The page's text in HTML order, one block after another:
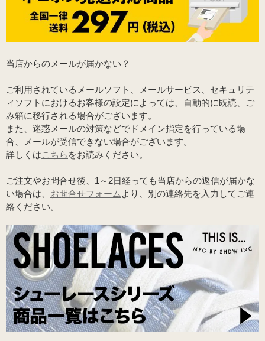
当店からのメールが届かない？
ご利用されているメールソフト、メールサービス、セキュリテ
ィソフトにおけるお客様の設定によっては、自動的に既読、ご
み箱に移行される場合がございます。
また、迷惑メールの対策などでドメイン指定を行っている場
合、メールが受信できない場合がございます。
詳しくはこちら をお読みください。
ご注文やお問合せ後、1～2日経っても当店からの返信が届かな
い場合は、 お問合せフォーム より、別の連絡先を入力してご連
絡ください。